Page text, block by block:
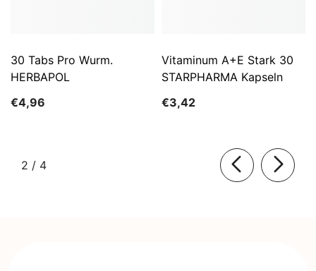
30 Tabs Pro Wurm.
HERBAPOL
€4,96
Vitaminum A+E Stark 30
STARPHARMA Kapseln
€3,42
2 / von
4